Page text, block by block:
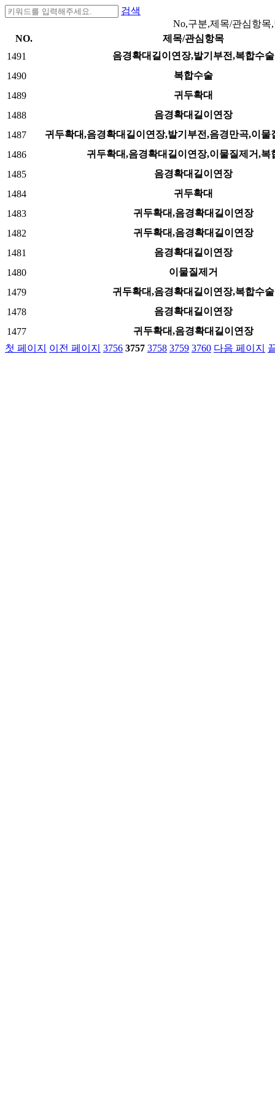
검색
No,구분,제목/관심항목
NO.
제목/관심항목
1491
음경확대길이연장,발기부전,복합수술
1490
복합수술
1489
귀두확대
1488
음경확대길이연장
1487
귀두확대,음경확대길이연장,발기부전,음경만곡,이물
1486
귀두확대,음경확대길이연장,이물질제거,복
1485
음경확대길이연장
1484
귀두확대
1483
귀두확대,음경확대길이연장
1482
귀두확대,음경확대길이연장
1481
음경확대길이연장
1480
이물질제거
1479
귀두확대,음경확대길이연장,복합수술
1478
음경확대길이연장
1477
귀두확대,음경확대길이연장
첫 페이지
이전 페이지 3756 3757 3758 3759 3760 다음 페이지